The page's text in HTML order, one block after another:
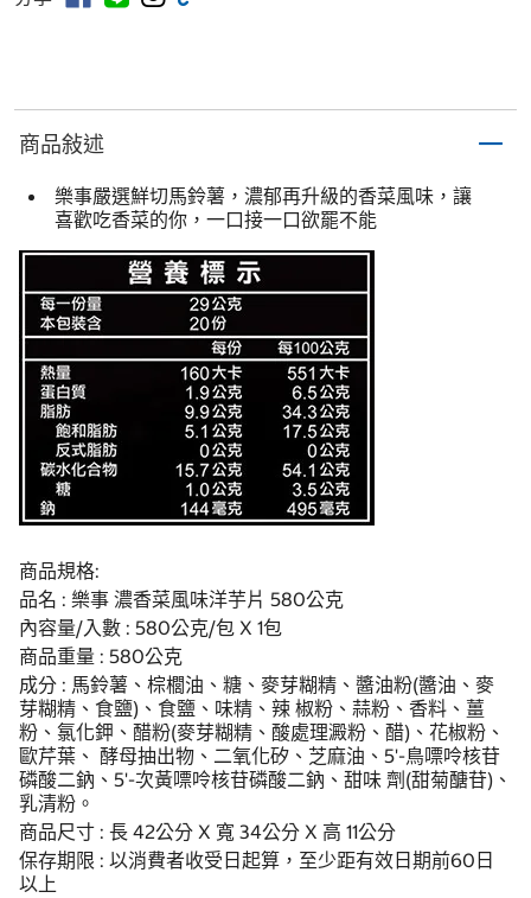
商品敍述
樂事嚴選鮮切馬鈴薯，濃郁再升級的香菜風味，讓
喜歡吃香菜的你，一口接一口欲罷不能
商品規格:
品名 : 樂事 濃香菜風味洋芋片 580公克
內容量/入數 : 580公克/包 X 1包
商品重量 : 580公克
成分 : 馬鈴薯、棕櫚油、糖、麥芽糊精、醬油粉(醬油、麥
芽糊精、食鹽)、食鹽、味精、辣 椒粉、蒜粉、香料、薑
粉、氯化鉀、醋粉(麥芽糊精、酸處理澱粉、醋)、花椒粉、
歐芹葉、 酵母抽出物、二氧化矽、芝麻油、5'-鳥嘌呤核苷
磷酸二鈉、5'-次黃嘌呤核苷磷酸二鈉、甜味 劑(甜菊醣苷)、
乳清粉。
商品尺寸 : 長 42公分 X 寬 34公分 X 高 11公分
保存期限 : 以消費者收受日起算，至少距有效日期前60日
以上